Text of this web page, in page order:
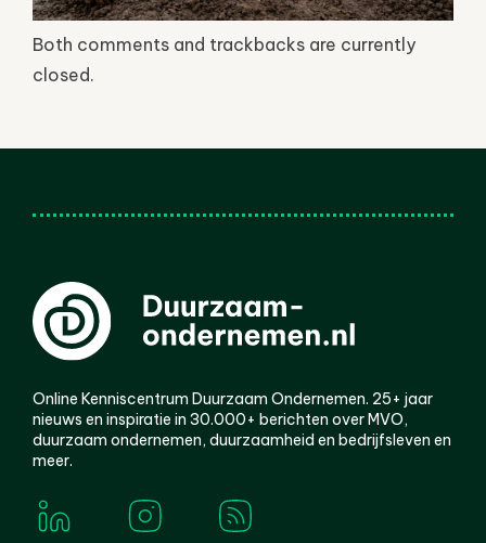
Both comments and trackbacks are currently
closed.
Online Kenniscentrum Duurzaam Ondernemen. 25+ jaar
nieuws en inspiratie in 30.000+ berichten over MVO,
duurzaam ondernemen, duurzaamheid en bedrijfsleven en
meer.